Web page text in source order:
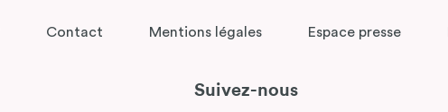
Contact Mentions légales Espace presse
Suivez-nous